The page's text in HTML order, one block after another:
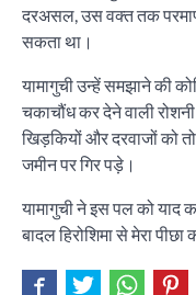
दरअसल, उस वक्त तक
सकता था।
यामागुची उन्हें समझाने की
चकाचौंध कर देने वाली
खिड़कियों और दरवाजों को
जमीन पर गिर पड़े।
यामागुची ने इस पल को याद
बादल हिरोशिमा से मेरा पीछा